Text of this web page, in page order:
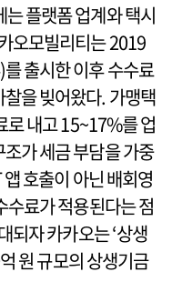
플랫폼 업계와 택시
오모빌리티는 2019
출시한 이후 수수료
을 빚어왔다. 가맹택
로 내고 15~17%를 업
가 세금 부담을 가중
호출이 아닌 배회영
수료가 적용된다는 점
되자 카카오는 ‘상생
원 규모의 상생기금